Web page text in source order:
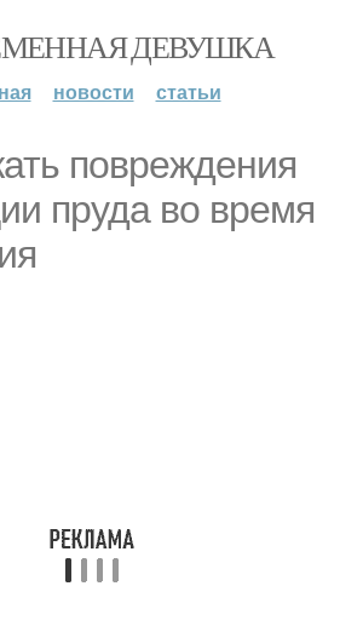
ДЕВУШКА
новости статьи
повреждения
пруда во время